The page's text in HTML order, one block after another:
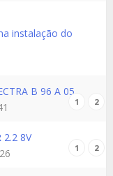
instalação do
B 96 A 05
1 2
2.2 8V
1 2